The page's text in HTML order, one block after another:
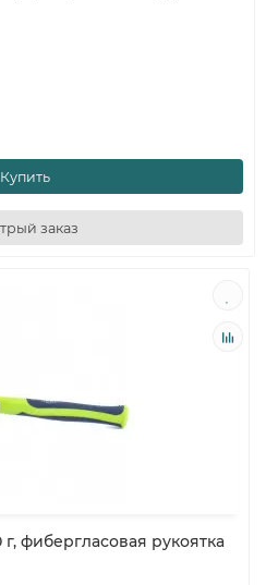
Купить
заказ
фибергласовая рукоятка